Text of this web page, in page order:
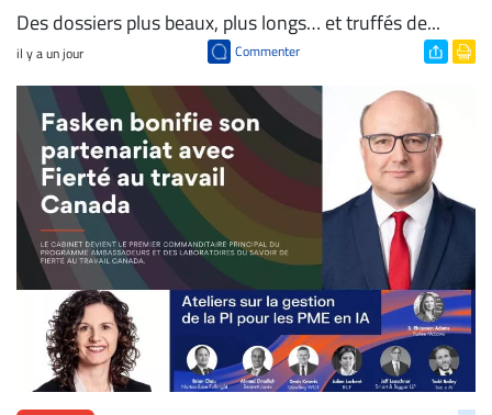
Des dossiers plus beaux, plus longs… et truffés de...
il y a un jour Commenter